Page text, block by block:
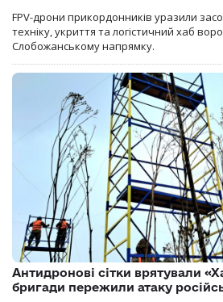
FPV-дрони прикордонників уразили
техніку, укриття та логістичний хаб
Слобожанському напрямку.
Антидронові сітки врятували
бригади пережили атаку